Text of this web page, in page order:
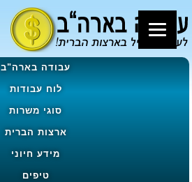
עבודה בארה"ב
לוח עבודות
סוגי משרות
ארצות הברית
מידע חיוני
טיפים